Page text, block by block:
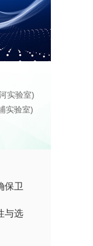
实验室)
实验室)
保卫
与选